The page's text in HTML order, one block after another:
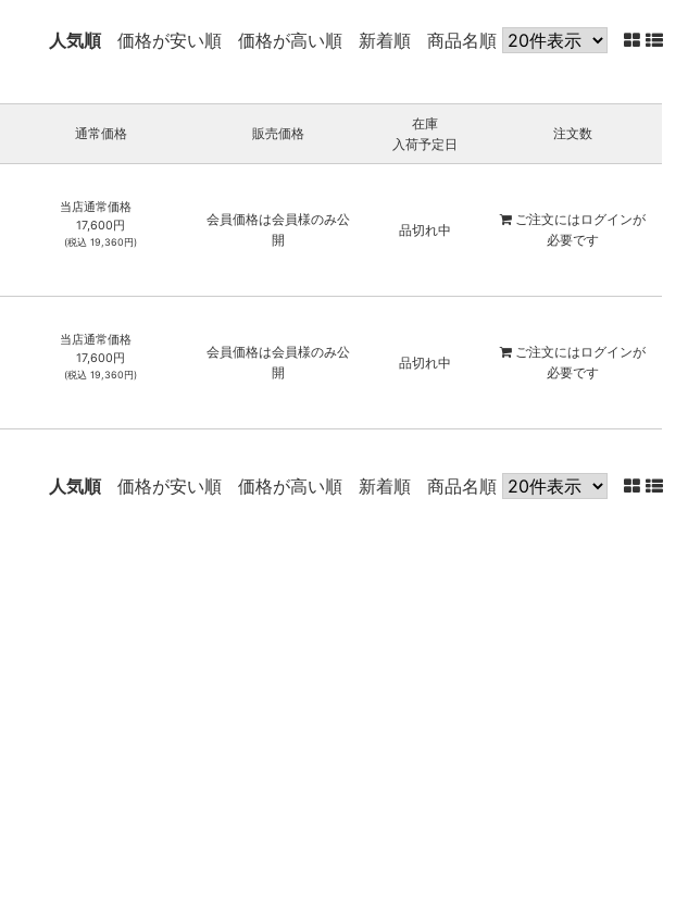
人気順 価格が安い順 価格が高い順 新着順 商品名順
通常価格 販売価格
在庫
入荷予定日
注文数
当店通常価格
17,600円
(税込19,360円)
会員価格は会員様のみ公
開
品切れ中
ご注文には ログインが
必要です
当店通常価格
17,600円
(税込19,360円)
会員価格は会員様のみ公
開
品切れ中
ご注文には ログインが
必要です
人気順 価格が安い順 価格が高い順 新着順 商品名順